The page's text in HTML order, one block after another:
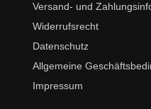
Versand- und
Widerrufsrecht
Datenschutz
Allgemeine
Impressum